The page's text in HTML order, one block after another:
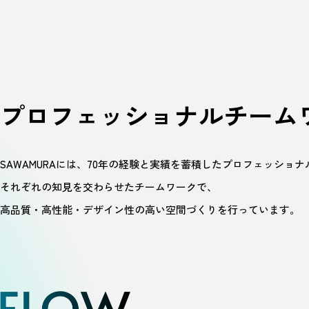
プロフェッショナルチーム
SAWAMURAには、70年の経験と実績を蓄積したプロフェッショナ
それぞれの知見を交わらせたチームワークで、
高品質・高性能・デザイン性の高い空間づくりを行っています。